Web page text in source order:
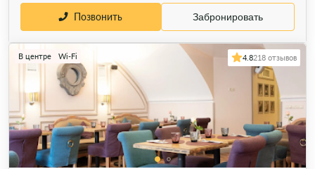
Позвонить Забронировать
В центре Wi-Fi 4.8218 отзывов